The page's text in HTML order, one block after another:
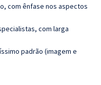
com ênfase nos aspectos
com larga
padrão (imagem e